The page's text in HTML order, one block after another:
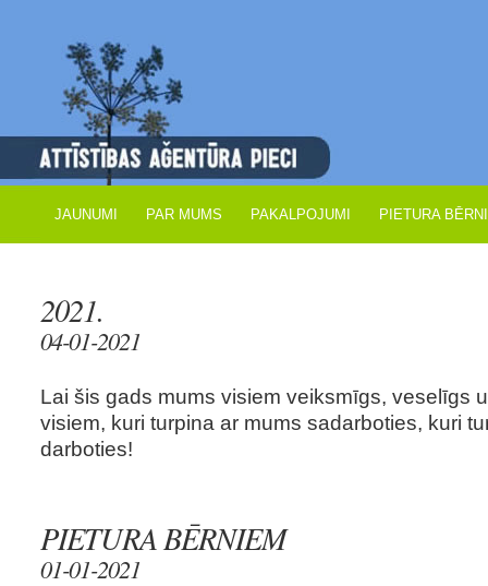
JAUNUMI PAR MUMS PAKALPOJUMI PIETURA
2021.
04-01-2021
Lai šis gads mums visiem veiksmīgs, veselīgs
visiem, kuri turpina ar mums sadarboties, kuri
darboties!
PIETURA BĒRNIEM
01-01-2021